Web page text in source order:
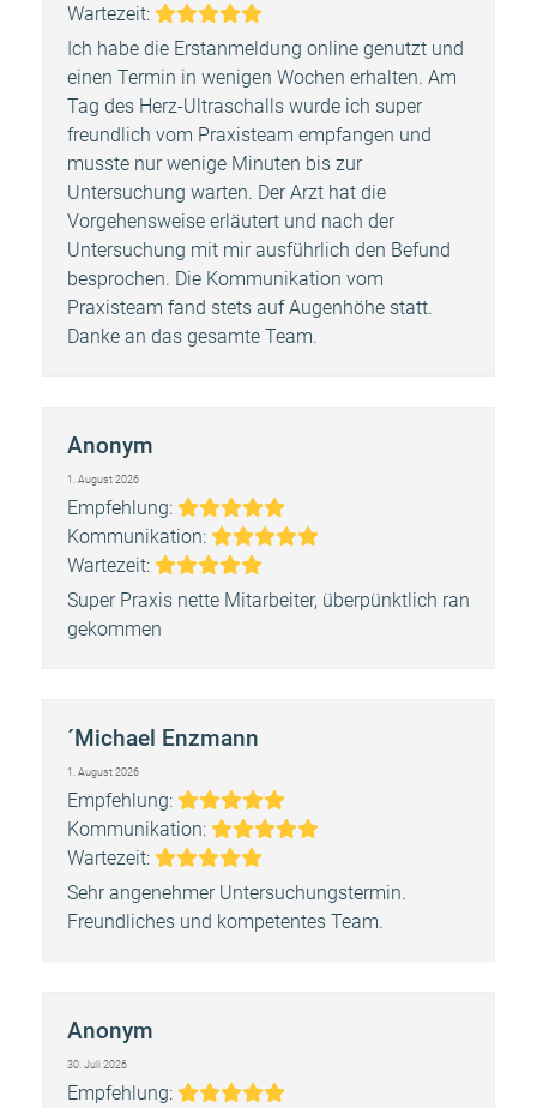
5
Wartezeit: Bewertung:
5
Ich habe die Erstanmeldung online genutzt und
einen Termin in wenigen Wochen erhalten. Am
Tag des Herz-Ultraschalls wurde ich super
freundlich vom Praxisteam empfangen und
musste nur wenige Minuten bis zur
Untersuchung warten. Der Arzt hat die
Vorgehensweise erläutert und nach der
Untersuchung mit mir ausführlich den Befund
besprochen. Die Kommunikation vom
Praxisteam fand stets auf Augenhöhe statt.
Danke an das gesamte Team.
Anonym
1. August 2026
Empfehlung: Bewertung:
5
Kommunikation: Bewertung:
5
Wartezeit: Bewertung:
5
Super Praxis nette Mitarbeiter, überpünktlich ran
gekommen
´Michael Enzmann
1. August 2026
Empfehlung: Bewertung:
5
Kommunikation: Bewertung:
5
Wartezeit: Bewertung:
5
Sehr angenehmer Untersuchungstermin.
Freundliches und kompetentes Team.
Anonym
30. Juli 2026
Empfehlung: Bewertung: